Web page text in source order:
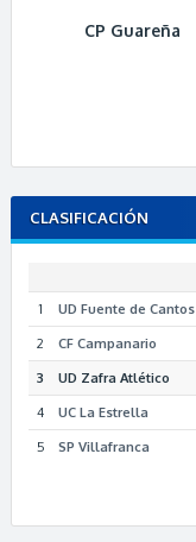
CP Guareña
CLASIFICACIÓN
1 UD Fuente de Cantos
2 CF Campanario
3 UD Zafra Atlético
4 UC La Estrella
5 SP Villafranca